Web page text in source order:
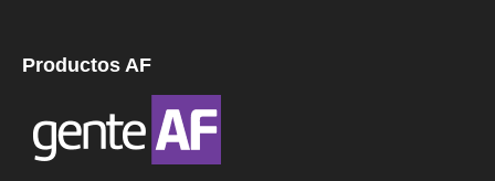
Productos AF